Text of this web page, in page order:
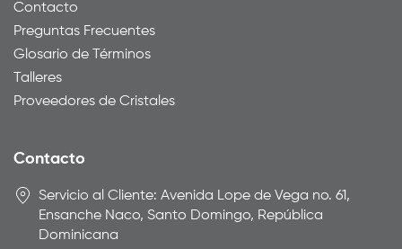
Contacto
Preguntas Frecuentes
Glosario de Términos
Talleres
Proveedores de Cristales
Contacto
Servicio al Cliente: Avenida Lope de Vega no. 61,
Ensanche Naco, Santo Domingo, República
Dominicana